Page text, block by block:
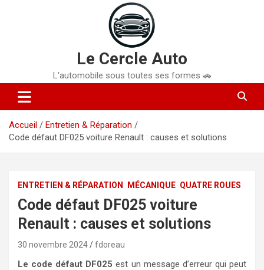
Le Cercle Auto
L'automobile sous toutes ses formes 🚗
Accueil
Entretien & Réparation
Code défaut DF025 voiture Renault : causes et solutions
ENTRETIEN & RÉPARATION MÉCANIQUE QUATRE ROUES
Code défaut DF025 voiture
Renault : causes et solutions
30 novembre 2024 fdoreau
Le code défaut DF025 est un message d’erreur qui peut